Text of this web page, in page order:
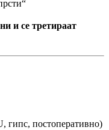
и се третираат
гипс, постоперативно)